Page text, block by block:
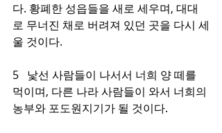
다. 황폐한 성읍들을 새로 세우며, 대대
로 무너진 채로 버려져 있던 곳을 다시 세
울 것이다.
5   낯선 사람들이 나서서 너희 양 떼를
먹이며, 다른 나라 사람들이 와서 너희의
농부와 포도원지기가 될 것이다.